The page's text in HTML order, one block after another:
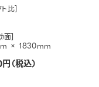
比]
面]
× 1830mm
（税込）